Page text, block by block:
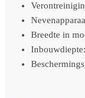
Breedte in